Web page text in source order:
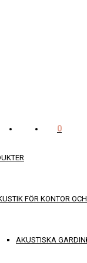
FÖR KONTOR
AKUSTISKA
0